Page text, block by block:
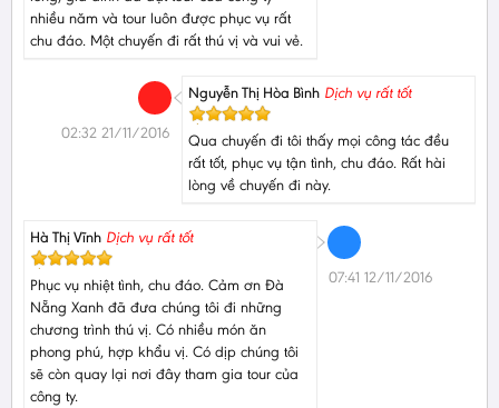
nhiều năm và tour luôn được phục vụ rất
chu đáo. Một chuyến đi rất thú vị và vui vẻ.
Nguyễn Thị Hòa Bình Dịch vụ rất tốt
Qua chuyến đi tôi thấy mọi công tác đều
rất tốt, phục vụ tận tình, chu đáo. Rất hài
lòng về chuyến đi này.
02:32 21/11/2016
Hà Thị Vĩnh Dịch vụ rất tốt
Phục vụ nhiệt tình, chu đáo. Cảm ơn Đà
Nẵng Xanh đã đưa chúng tôi đi những
chương trình thú vị. Có nhiều món ăn
phong phú, hợp khẩu vị. Có dịp chúng tôi
sẽ còn quay lại nơi đây tham gia tour của
công ty.
07:41 12/11/2016